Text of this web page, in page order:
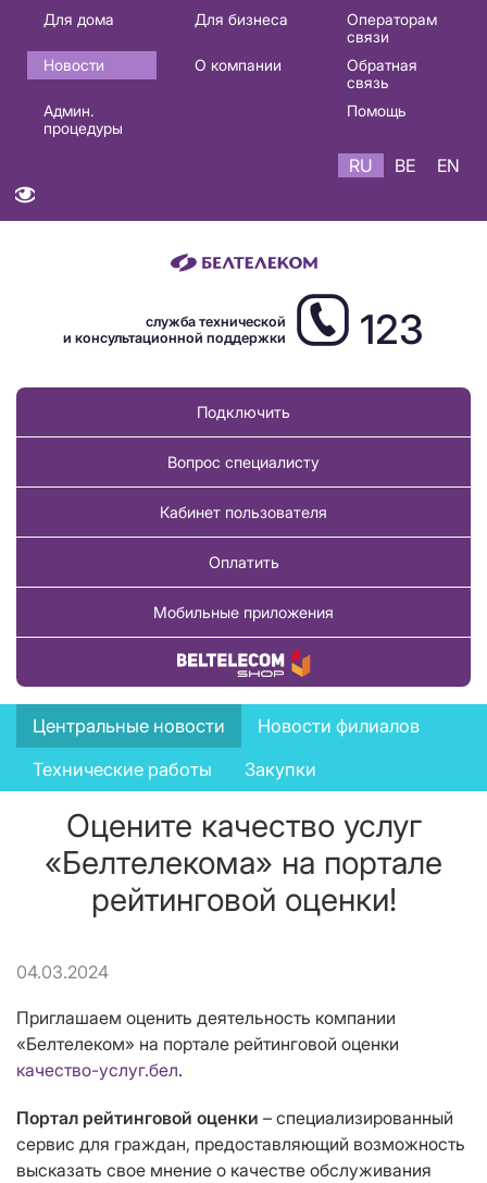
Основная
навигация
RU
Для дома Для бизнеса
Операторам
связи
Новости
О компании
Обратная
связь
Админ.
процедуры
Помощь
RU BE EN
служба технической
и консультационной поддержки
123
Подключить
Вопрос специалисту
Кабинет пользователя
Оплатить
Мобильные приложения
Купить товар
News
menu
Центральные новости
Новости филиалов
Технические работы
Закупки
Оцените качество услуг
«Белтелекома» на портале
рейтинговой оценки!
04.03.2024
Приглашаем оценить деятельность компании
«Белтелеком» на портале рейтинговой оценки
качество-услуг.бел.
Портал рейтинговой оценки – специализированный
сервис для граждан, предоставляющий возможность
высказать свое мнение о качестве обслуживания